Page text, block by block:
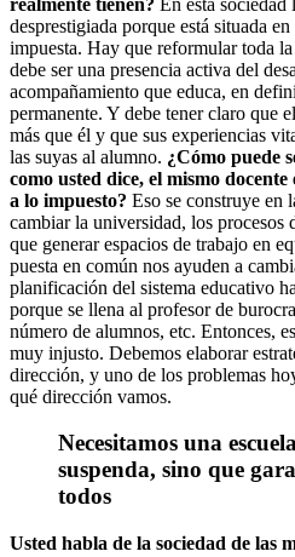
desprestigiada porque está situada
impuesta. Hay que reformular toda
debe ser una presencia activa del
acompañamiento que educa, en
permanente. Y debe tener claro que
más que él y que sus experiencias
las suyas al alumno. ¿Cómo puede
como usted dice, el mismo
a lo impuesto? Eso se construye en
cambiar la universidad, los procesos
que generar espacios de trabajo en
puesta en común nos ayuden a
planificación del sistema educativo
porque se llena al profesor de
número de alumnos, etc. Entonces,
muy injusto. Debemos elaborar
dirección, y uno de los problemas
qué dirección vamos.
Necesitamos una
suspenda, sino que
todos
Usted habla de la sociedad de las